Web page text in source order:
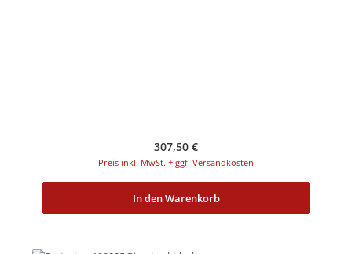
Regulärer Preis:
307,50 €
Preis inkl. MwSt. + ggf. Versandkosten
In den Warenkorb